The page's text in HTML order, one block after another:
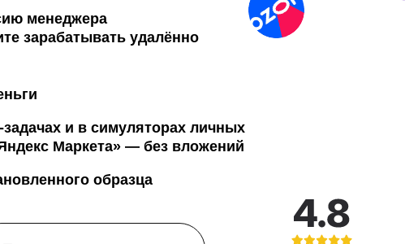
и в симуляторах личных
Маркета» — без вложений
образца
менеджера
зарабатывать удалённо